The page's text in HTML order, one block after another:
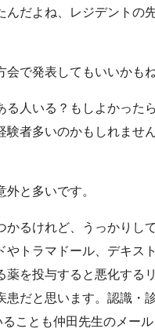
だよね、レジデントの
で発表してもいいかもね
人いる？もしよかった
者多いのかもしれませ
と多いです。
るけれど、うっかりし
トラマドール、デキス
を投与すると悪化する
だと思います。認識・
ことも仲田先生のメー